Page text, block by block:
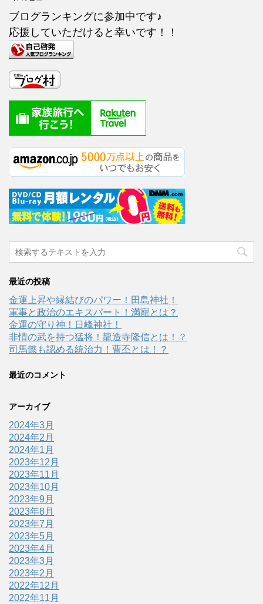
ブログランキングに参加中です♪
応援していただけると幸いです！！
最近の投稿
金運上昇や縁結びのパワー！田島神社！
軍事と政治のエキスパート！満寵とは？
金運の守り神！日峰神社！
非情の武を持つ猛将！龍造寺隆信とは！？
司馬懿も認める統治力！曹丕とは！？
最近のコメント
アーカイブ
2024年3月
2024年2月
2024年1月
2023年12月
2023年11月
2023年10月
2023年9月
2023年8月
2023年7月
2023年5月
2023年4月
2023年3月
2023年2月
2022年12月
2022年11月